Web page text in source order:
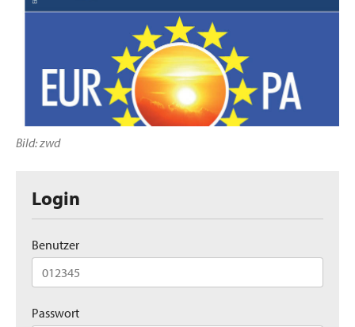
Bild: zwd
Login
Benutzer
Passwort